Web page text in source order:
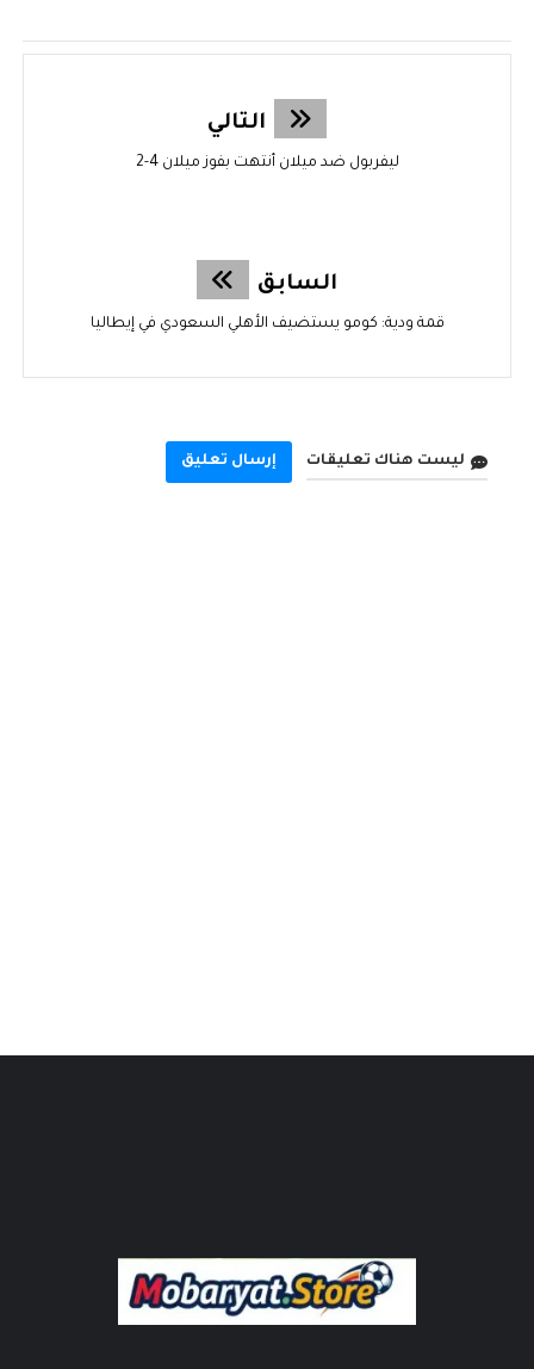
التالي
ليفربول ضد ميلان أنتهت بفوز ميلان 4-2
السابق
قمة ودية: كومو يستضيف الأهلي السعودي في إيطاليا
ليست هناك تعليقات إرسال تعليق